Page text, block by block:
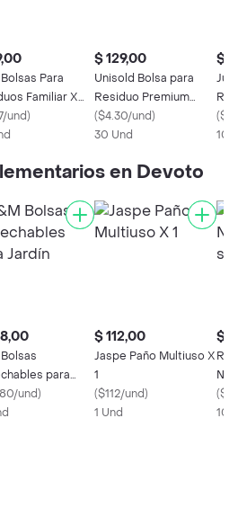
Para
Familiar X
und)
$ 129,00
Unisold Bolsa para
Residuo Premium
Negra
($4.30/und)
30 Und
$
(
10
en Devoto
para
und)
$ 112,00
Jaspe Paño Multiuso X
1
($112/und)
1 Und
$
Rio
Sal
(